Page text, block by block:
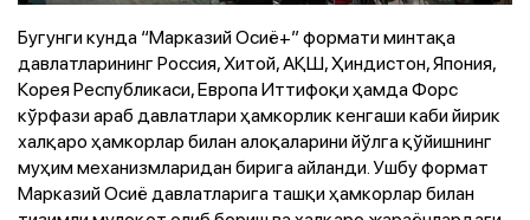
Бугунги кунда “Марказий Осиё+” формати минтақа
давлатларининг Россия, Хитой, АҚШ, Ҳиндистон, Япония,
Корея Республикаси, Европа Иттифоқи ҳамда Форс
кўрфази араб давлатлари ҳамкорлик кенгаши каби йирик
халқаро ҳамкорлар билан алоқаларини йўлга қўйишнинг
муҳим механизмларидан бирига айланди. Ушбу формат
Марказий Осиё давлатларига ташқи ҳамкорлар билан